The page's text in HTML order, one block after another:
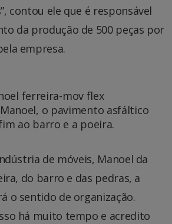
contou ele que é responsável
da produção de 500 peças por
empresa.
o pavimento asfáltico
ao barro e a poeira.
de móveis, Manoel da
do barro e das pedras, a
o sentido de organização.
há muito tempo e acredito